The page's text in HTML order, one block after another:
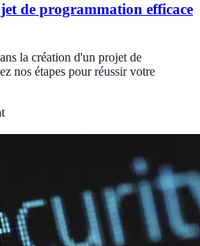
de programmation efficace
la création d'un projet de
nos étapes pour réussir votre